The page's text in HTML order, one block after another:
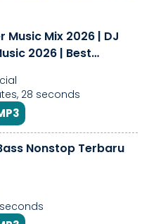
Music Mix 2026 | DJ
2026 | Best
28 seconds
Nonstop Terbaru